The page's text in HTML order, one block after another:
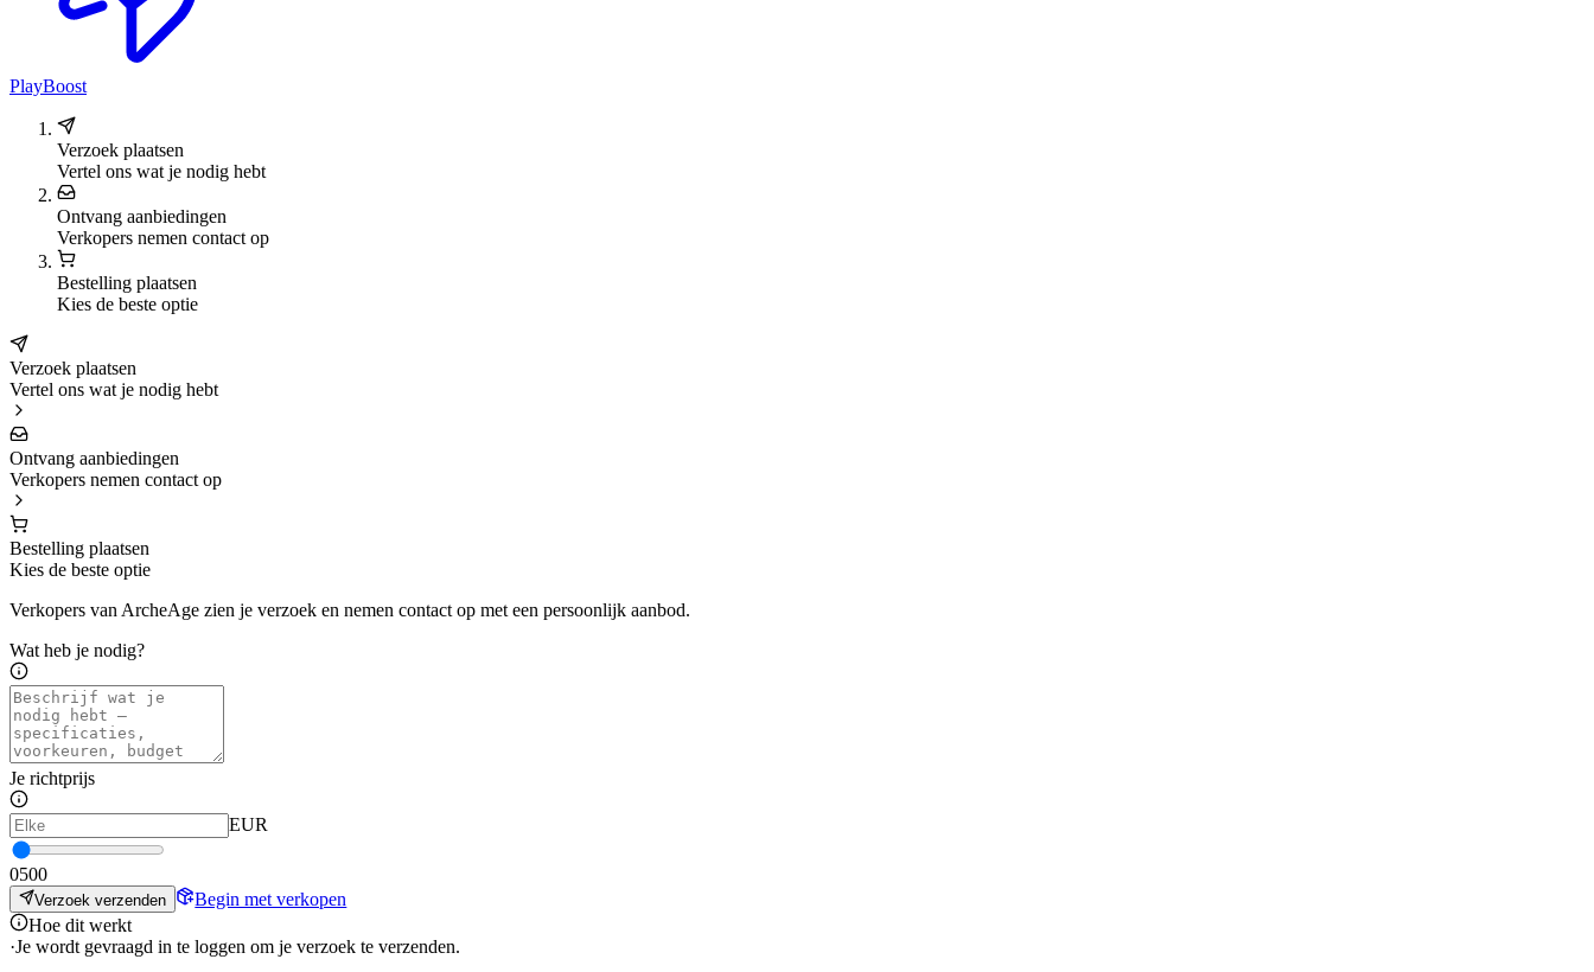
PlayBoost
Verzoek plaatsen
Vertel ons wat je nodig hebt
Ontvang aanbiedingen
Verkopers nemen contact op
Bestelling plaatsen
Kies de beste optie
Verzoek plaatsen
Vertel ons wat je nodig hebt
Ontvang aanbiedingen
Verkopers nemen contact op
Bestelling plaatsen
Kies de beste optie
Verkopers van ArcheAge zien je verzoek en nemen contact op met een persoonlijk aanbod.
Wat heb je nodig?
Je richtprijs
EUR
0500
Verzoek verzenden
Begin met verkopen
Hoe dit werkt
·Je wordt gevraagd in te loggen om je verzoek te verzenden.